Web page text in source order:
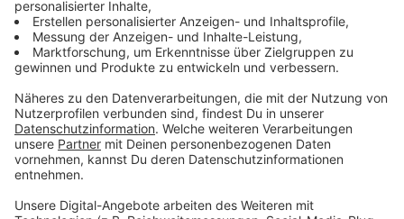
Nach Stromausfall in Leverkusen: Westnetz zahlt alle
Schäden
Anzeige